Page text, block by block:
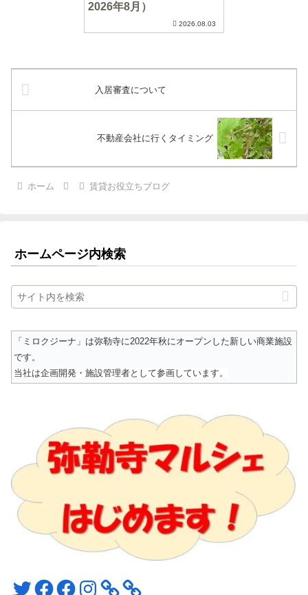
2026年8月）
2026.08.03
入居審査について
不動産会社に行くタイミング
ホーム 賃貸お役立ちブログ
ホームページ内検索
「ミロクジーナ」は弥勒寺に2022年秋にオープンした新しい商業施設
です。
当社は企画開発・施設管理者として参画しています。
TwitterFacebookFacebookInstagram